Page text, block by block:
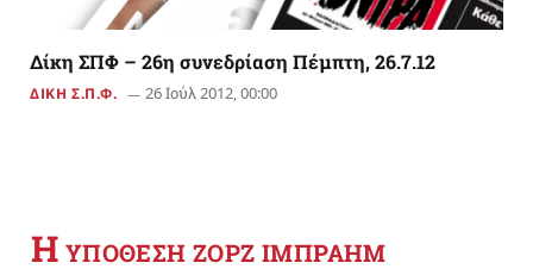
Δίκη ΣΠΦ – 26η συνεδρίαση Πέμπτη, 26.7.12
ΔΙΚΗ Σ.Π.Φ. 26 Ιούλ 2012, 00:00
Η YΠΟΘΕΣΗ ΖΟΡΖ ΙΜΠΡΑΗΜ